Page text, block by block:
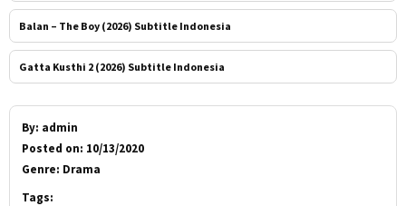
Balan – The Boy (2026) Subtitle Indonesia
Gatta Kusthi 2 (2026) Subtitle Indonesia
By: admin
Posted on: 10/13/2020
Genre: Drama
Tags: